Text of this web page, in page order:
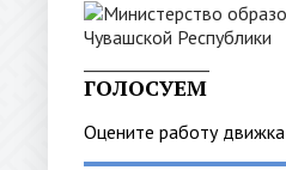
ГОЛОСУЕМ
Оцените работу движка